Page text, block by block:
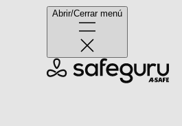
Abrir/Cerrar menú